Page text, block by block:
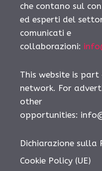
che contano sul
ed esperti del
comunicati e
collaborazioni:
This website is
network. For
other
opportunities:
Dichiarazione sulla
Cookie Policy (UE)